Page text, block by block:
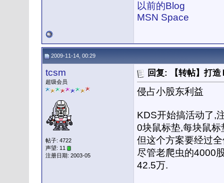
以前的Blog
MSN Space
2009-11-14, 00:29
tcsm
超级会员
帖子: 4722
声望: 11
注册日期: 2003-05
回复: 【转帖】打
侵占小股东利益
KDS开始搞活动了,
0块鼠标垫,每块鼠
但这个方案要经过
尽管老爬虫的4000
42.5万.